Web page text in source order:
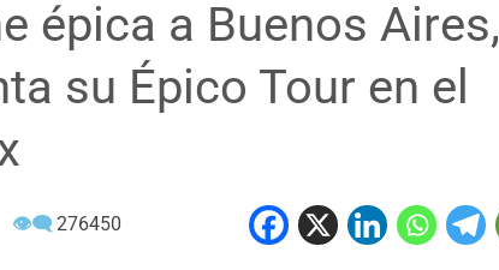
épica a Buenos Aires,
su Épico Tour en el
👁‍🗨 276450